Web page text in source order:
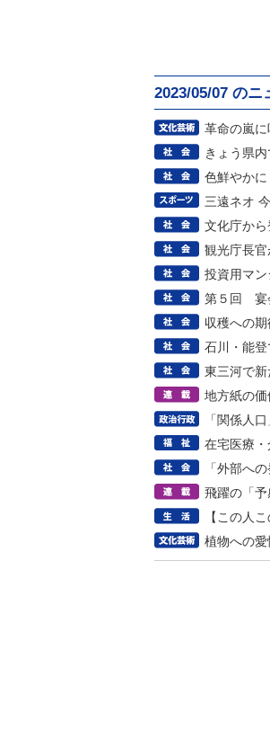
2023/05/07 のニ
革命の嵐
きょう県
色鮮やかに
三遠ネオ
文化庁から
観光庁長
投資用マ
第５回 宴
収穫への
石川・能
東三河で
地方紙の
「関係人
在宅医療・
「外部へ
飛躍の「
【この人
植物への